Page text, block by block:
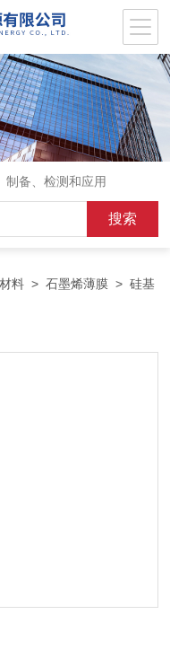
制备、检测和应用
料 >石墨烯薄膜 > 硅基